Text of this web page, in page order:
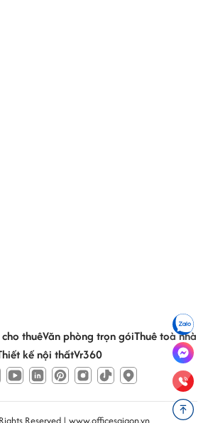
thuêVăn phòng trọn góiThuê toà nhà
kế nội thấtVr360